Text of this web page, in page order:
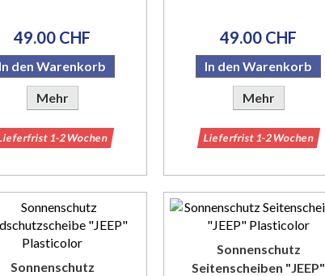
49.00 CHF
In den Warenkorb
Mehr
1-2 Wochen
49.00 CHF
In den Warenkorb
Mehr
Lieferfrist 1-2 Wochen
Sonnenschutz
Sonnenschutz
Seitenscheiben "JEEP"